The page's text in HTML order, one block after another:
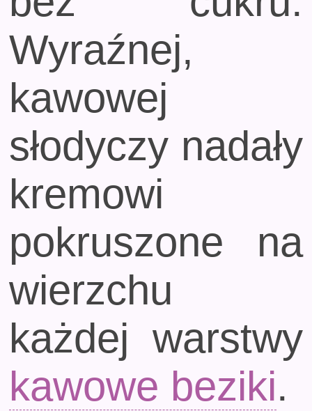
Wyraźnej,
kawowej
słodyczy nadały
kremowi
pokruszone na
wierzchu
każdej warstwy
kawowe beziki.